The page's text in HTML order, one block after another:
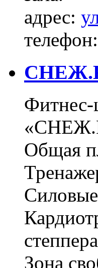
адрес:
телефон:
Фитнес-
Общая
Зона